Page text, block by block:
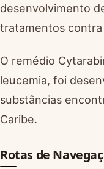
desenvolvimento
tratamentos contra
O remédio
leucemia, foi
substâncias
Caribe.
Rotas de